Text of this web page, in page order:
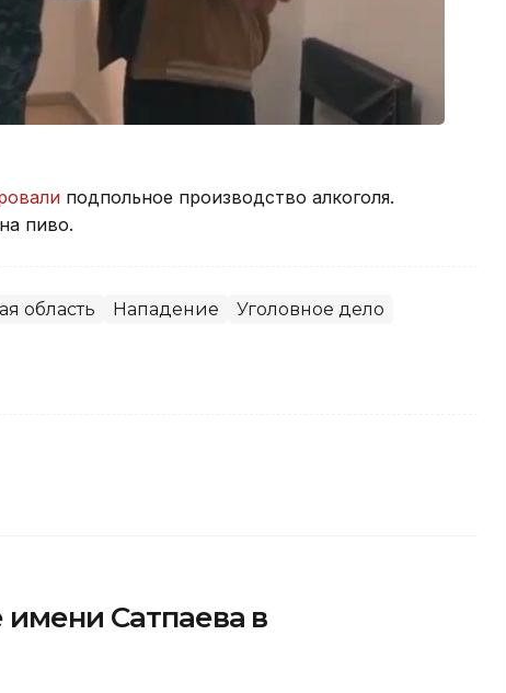
подпольное производство алкоголя.
пиво.
область Нападение Уголовное дело
имени Сатпаева в